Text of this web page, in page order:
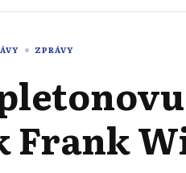
ZPRÁVY
Frank